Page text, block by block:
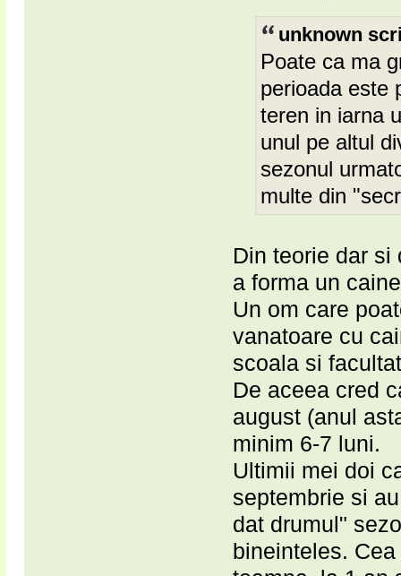
unknown
Poate ca ma
perioada este
teren in iarna
unul pe altul
sezonul
multe din
Din teorie dar si
a forma un
Un om care
vanatoare cu
scoala si
De aceea cred
august (anul
minim 6-7 luni.
Ultimii mei doi
septembrie si
dat drumul"
bineinteles.